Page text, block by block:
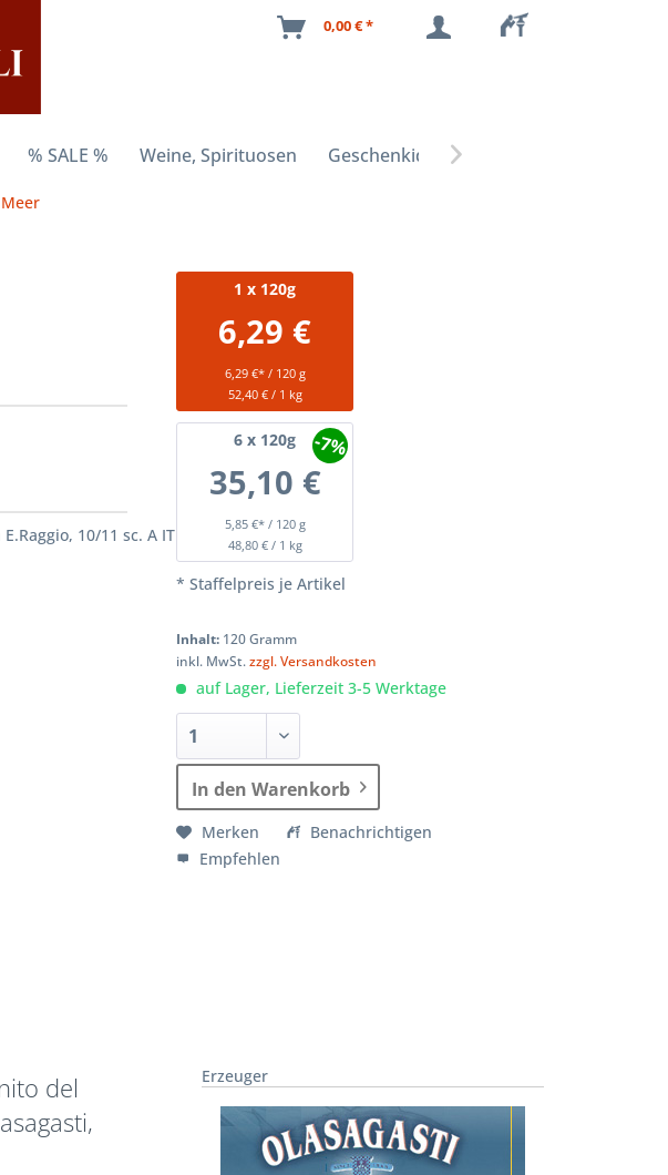
0,00 € *
% SALE % Weine, Spirituosen Geschenkideen
10/11 sc. A IT
1 x 120g
6,29 €
6,29 €* / 120 g
52,40 € / 1 kg
6 x 120g
35,10 €
5,85 €* / 120 g
-7%
48,80 € / 1 kg
* Staffelpreis je Artikel
Inhalt: 120 Gramm
inkl. MwSt.zzgl. Versandkosten
auf Lager, Lieferzeit 3-5 Werktage
In den Warenkorb
Merken
Benachrichtigen
Empfehlen
del
Erzeuger